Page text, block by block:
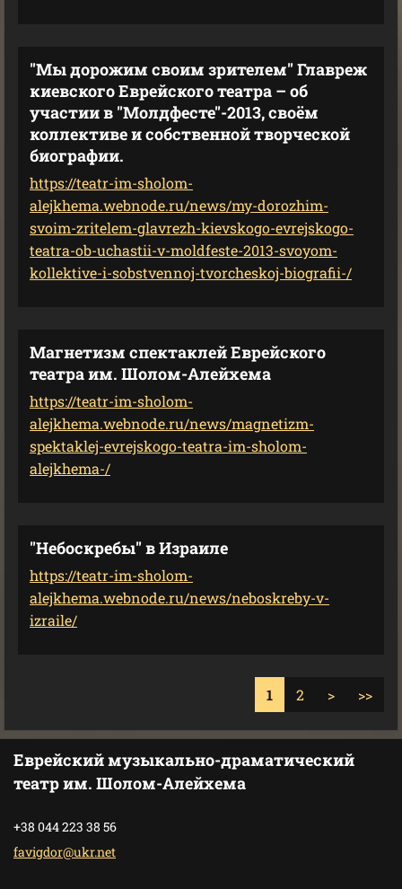
"Мы дорожим своим зрителем" Главреж
киевского Еврейского театра – об
участии в "Молдфесте"-2013, своём
коллективе и собственной творческой
биографии.
https://teatr-im-sholom-
alejkhema.webnode.ru/news/my-dorozhim-
svoim-zritelem-glavrezh-kievskogo-evrejskogo-
teatra-ob-uchastii-v-moldfeste-2013-svoyom-
kollektive-i-sobstvennoj-tvorcheskoj-biografii-/
Магнетизм спектаклей Еврейского
театра им. Шолом-Алейхема
https://teatr-im-sholom-
alejkhema.webnode.ru/news/magnetizm-
spektaklej-evrejskogo-teatra-im-sholom-
alejkhema-/
"Небоскребы" в Израиле
https://teatr-im-sholom-
alejkhema.webnode.ru/news/neboskreby-v-
izraile/
1 2 > >>
Еврейский музыкально-драматический
театр им. Шолом-Алейхема
+38 044 223 38 56
favigdor@ukr.net